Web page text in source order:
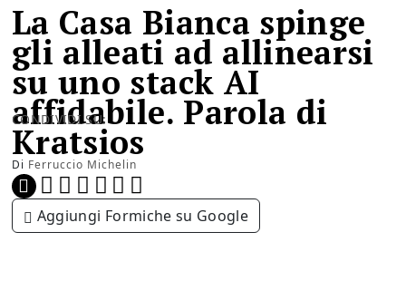
La Casa Bianca spinge
gli alleati ad allinearsi
su uno stack AI
affidabile. Parola di
Kratsios
Di Ferruccio Michelin
CONDIVIDI SU:
Aggiungi Formiche su Google